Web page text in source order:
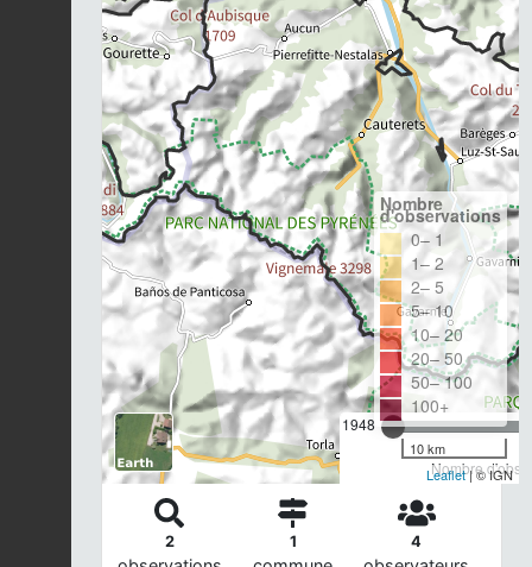
1948
Nombre
Nombre
d'observations
0– 1
1– 2
2– 5
5– 10
10– 20
20– 50
50– 100
100+
10 km
Leaflet| © IGN
2 1 4